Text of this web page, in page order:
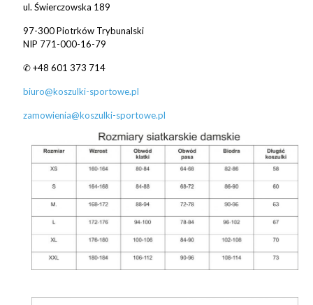
ul. Świerczowska 189
97-300 Piotrków Trybunalski
NIP 771-000-16-79
✆+48 601 373 714
biuro@koszulki-sportowe.pl
zamowienia@koszulki-sportowe.pl